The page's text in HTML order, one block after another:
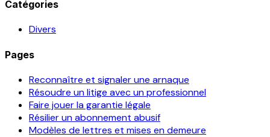
Catégories
Divers
Pages
Reconnaître et signaler une arnaque
Résoudre un litige avec un professionnel
Faire jouer la garantie légale
Résilier un abonnement abusif
Modèles de lettres et mises en demeure